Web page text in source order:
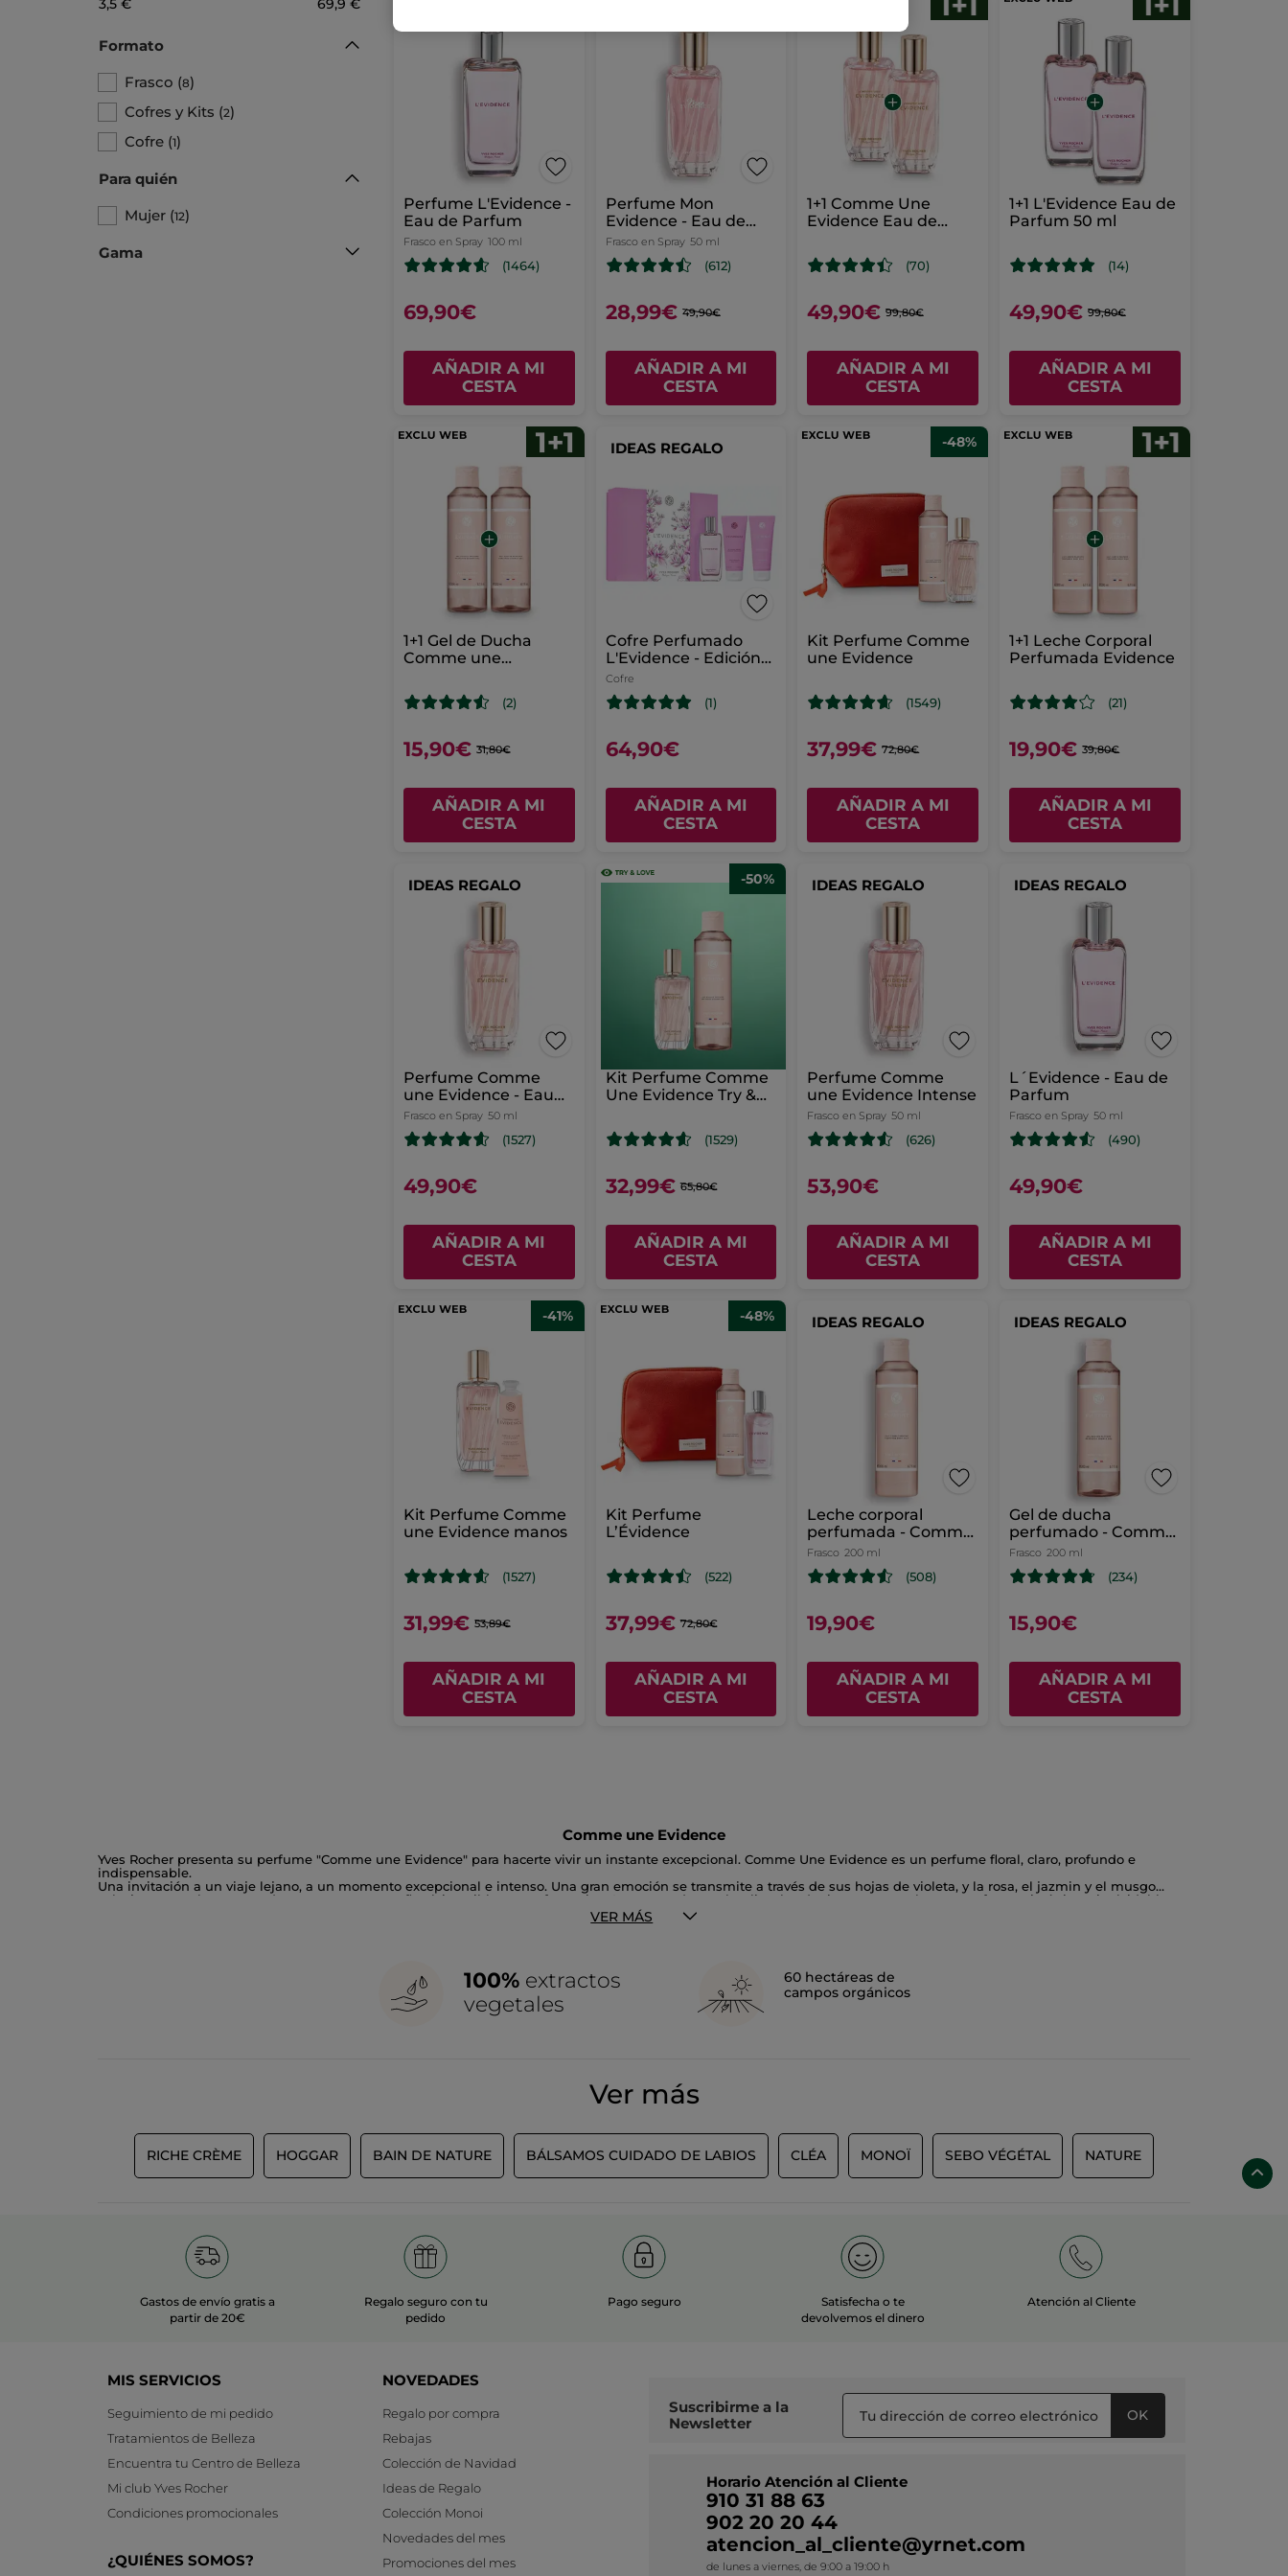
3,5 € 69,9 €
Formato
Frasco (8)
Cofres y Kits (2)
Cofre (1)
Para quién
Mujer (12)
Gama
Perfume L'Evidence -
Eau de Parfum
Frasco en Spray 100 ml
(1464)
69,90€
AÑADIR A MI
CESTA
Perfume Mon
Evidence - Eau de
Parfum
Frasco en Spray 50 ml
(612)
28,99€ 49,90€
AÑADIR A MI
CESTA
1+1 Comme Une
Evidence Eau de
(70)
49,90€ 99,80€
AÑADIR A MI
CESTA
1+1 L'Evidence Eau de
Parfum 50 ml
(14)
49,90€ 99,80€
AÑADIR A MI
CESTA
1+1 Gel de Ducha
Comme une
(2)
15,90€ 31,80€
AÑADIR A MI
CESTA
IDEAS REGALO
Cofre Perfumado
L'Evidence - Edición
Limitada
Cofre
(1)
64,90€
AÑADIR A MI
CESTA
-48%
Kit Perfume Comme
une Evidence
(1549)
37,99€ 72,80€
AÑADIR A MI
CESTA
1+1 Leche Corporal
Perfumada Evidence
(21)
19,90€ 39,80€
AÑADIR A MI
CESTA
IDEAS REGALO
Perfume Comme
une Evidence - Eau
de Parfum
Frasco en Spray 50 ml
(1527)
49,90€
AÑADIR A MI
CESTA
-50%
Kit Perfume Comme
Une Evidence Try &
(1529)
32,99€ 65,80€
AÑADIR A MI
CESTA
IDEAS REGALO
Perfume Comme
une Evidence Intense
Frasco en Spray 50 ml
(626)
53,90€
AÑADIR A MI
CESTA
IDEAS REGALO
L´Evidence - Eau de
Parfum
Frasco en Spray 50 ml
(490)
49,90€
AÑADIR A MI
CESTA
-41%
Kit Perfume Comme
une Evidence manos
(1527)
31,99€ 53,89€
AÑADIR A MI
CESTA
-48%
Kit Perfume
L’Évidence
(522)
37,99€ 72,80€
AÑADIR A MI
CESTA
IDEAS REGALO
Leche corporal
perfumada - Comme
une Evidence
Frasco 200 ml
(508)
19,90€
AÑADIR A MI
CESTA
IDEAS REGALO
Gel de ducha
perfumado - Comme
une Evidence
Frasco 200 ml
(234)
15,90€
AÑADIR A MI
CESTA
Comme une Evidence
Yves Rocher presenta su perfume "Comme une Evidence" para hacerte vivir un instante excepcional. Comme Une Evidence es un perfume floral, claro, profundo e
indispensable.
Una invitación a un viaje lejano, a un momento excepcional e intenso. Una gran emoción se transmite a través de sus hojas de violeta, y la rosa, el jazmin y el musgo
salvaje se entrelazan para dar paso a un aroma floral, increiblemente femenino. Las notas de patchouli y el cedro intenso completan esta fragancia única e inolvidable.
Una preciosa y delicada creación de Annick Menardo, prestigiosa perfumista francesa.
VER MÁS
100% extractos
vegetales
60 hectáreas de
campos orgánicos
Ver más
RICHE CRÈME HOGGAR BAIN DE NATURE BÁLSAMOS CUIDADO DE LABIOS CLÉA MONOÏ SEBO VÉGÉTAL NATURE
Gastos de envío gratis a
partir de 20€
Regalo seguro con tu
pedido
Pago seguro
Satisfecha o te
devolvemos el dinero
Atención al Cliente
MIS SERVICIOS
Seguimiento de mi pedido
Tratamientos de Belleza
Encuentra tu Centro de Belleza
Mi club Yves Rocher
Condiciones promocionales
¿QUIÉNES SOMOS?
NOVEDADES
Regalo por compra
Rebajas
Colección de Navidad
Ideas de Regalo
Colección Monoi
Novedades del mes
Promociones del mes
Suscribirme a la
Newsletter
OK
Horario Atención al Cliente
910 31 88 63
902 20 20 44
atencion_al_cliente@yrnet.com
de lunes a viernes, de 9:00 a 19:00 h